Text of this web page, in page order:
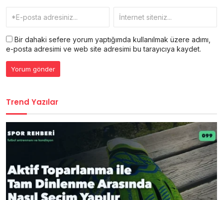
Bir dahaki sefere yorum yaptığımda kullanılmak üzere adımı,
e-posta adresimi ve web site adresimi bu tarayıcıya kaydet.
Trend Yazılar